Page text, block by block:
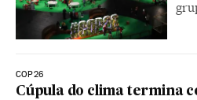
COP26
Cúpula do clima termina